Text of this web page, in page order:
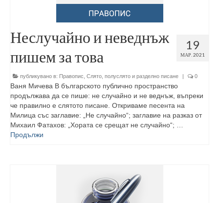
19
МАР. 2021
Неслучайно и неведнъж
пишем за това
публикувано в: Правопис Слято, полуслято и разделно писане | 0
Ваня Мичева В българското публично пространство
продължава да се пише: не случайно и не веднъж, въпреки
че правилно е слятото писане. Откриваме песента на
Милица със заглавие: „Не случайно“; заглавие на разказ от
Михаил Фатахов: „Хората се срещат не случайно“; …
Продължи